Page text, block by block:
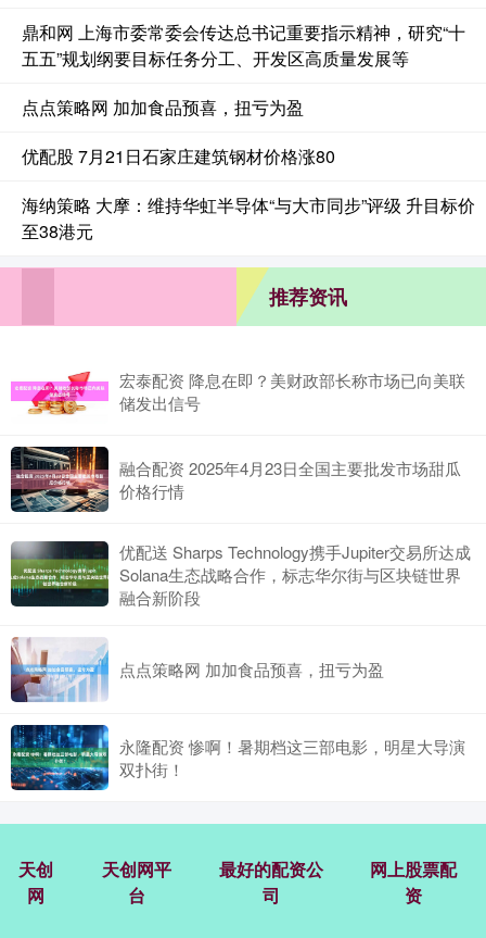
鼎和网 上海市委常委会传达总书记重要指示精神，研究“十
五五”规划纲要目标任务分工、开发区高质量发展等
点点策略网 加加食品预喜，扭亏为盈
优配股 7月21日石家庄建筑钢材价格涨80
海纳策略 大摩：维持华虹半导体“与大市同步”评级 升目标价
至38港元
推荐资讯
宏泰配资 降息在即？美财政部长称市场已向美联
储发出信号
融合配资 2025年4月23日全国主要批发市场甜瓜
价格行情
优配送 Sharps Technology携手Jupiter交易所达成
Solana生态战略合作，标志华尔街与区块链世界
融合新阶段
点点策略网 加加食品预喜，扭亏为盈
永隆配资 惨啊！暑期档这三部电影，明星大导演
双扑街！
天创
网
天创网平
台
最好的配资公
司
网上股票配
资